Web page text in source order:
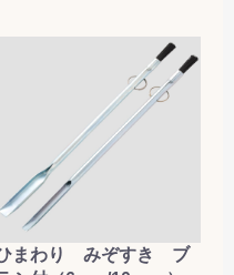
まわり みぞすき ブ